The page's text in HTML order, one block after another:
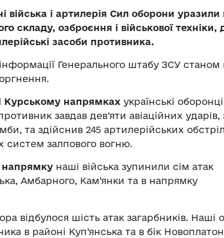
війська і артилерія Сил оборони уразили
складу, озброєння і військової техніки,
засоби противника.
Генерального штабу ЗСУ станом
Курському напрямках українські
завдав дев’яти авіаційних ударів,
та здійснив 245 артилерійських
систем залпового вогню.
напрямку наші війська зупинили сім атак
Амбарного, Кам’янки та в напрямку
відбулося шість атак загарбників. Наші
в районі Куп’янська та в бік